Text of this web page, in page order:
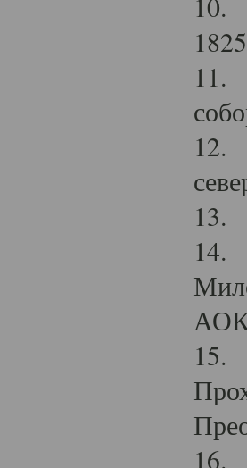
11.
12.
13.
14.
15.
16.